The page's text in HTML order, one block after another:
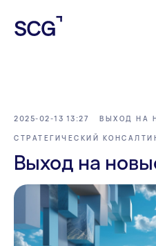
2025-02-13 13:27
ВЫХОД НА
СТРАТЕГИЧЕСКИЙ
Выход на